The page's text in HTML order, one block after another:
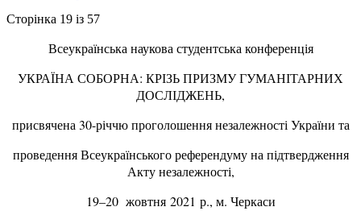
Сторінка 19 із 57
Всеукраїнська наукова студентська конференція
УКРАЇНА СОБОРНА: КРІЗЬ ПРИЗМУ ГУМАНІТАРНИХ
ДОСЛІДЖЕНЬ,
присвячена 30-річчю проголошення незалежності України та
проведення Всеукраїнського референдуму на підтвердження
Акту незалежності,
19–20 жовтня 2021 р., м. Черкаси